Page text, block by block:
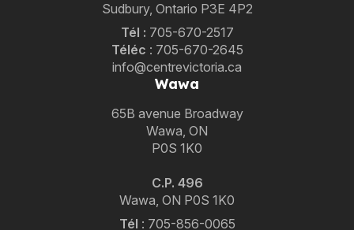
Sudbury, Ontario P3E 4P2
Tél : 705-670-2517
Téléc : 705-670-2645
info@centrevictoria.ca
Wawa
65B avenue Broadway
Wawa, ON
P0S 1K0
C.P. 496
Wawa, ON P0S 1K0
Tél : 705-856-0065